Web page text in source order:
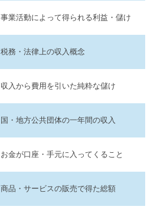
事業活動によって得られる利益・儲け
税務・法律上の収入概念
収入から費用を引いた純粋な儲け
国・地方公共団体の一年間の収入
お金が口座・手元に入ってくること
商品・サービスの販売で得た総額